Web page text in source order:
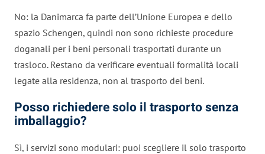
No: la Danimarca fa parte dell’Unione Europea e dello
spazio Schengen, quindi non sono richieste procedure
doganali per i beni personali trasportati durante un
trasloco. Restano da verificare eventuali formalità locali
legate alla residenza, non al trasporto dei beni.
Posso richiedere solo il trasporto senza
imballaggio?
Sì, i servizi sono modulari: puoi scegliere il solo trasporto